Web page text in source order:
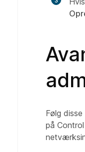
Følg
på